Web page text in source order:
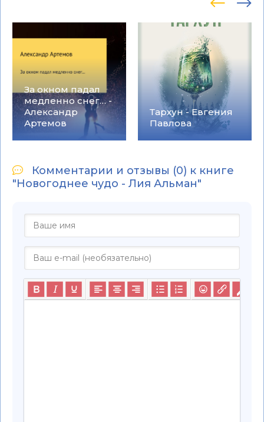
За окном падал
медленно снег… -
Александр
Артемов
Тархун - Евгения
Павлова
Комментарии и отзывы (0) к книге
"Новогоднее чудо - Лия Альман"